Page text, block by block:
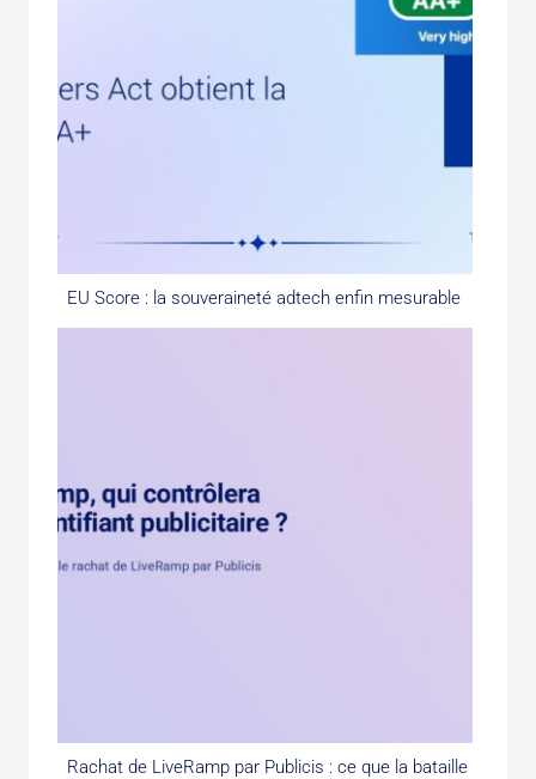
EU Score : la souveraineté adtech enfin mesurable
Rachat de LiveRamp par Publicis : ce que la bataille